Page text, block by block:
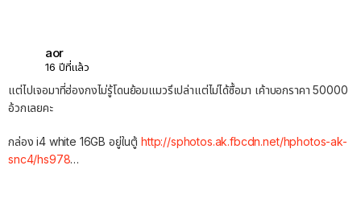
aor
16 ปีที่แล้ว
แต่ไปเจอมาที่ฮ่องกงไม่รู้โดนย้อมแมวรึเปล่าแต่ไม่ได้ซื้อมา เค้าบอกราคา 50000
อ้วกเลยคะ
กล่อง i4 white 16GB อยู่ในตู้ http://sphotos.ak.fbcdn.net/hphotos-ak-
snc4/hs978…